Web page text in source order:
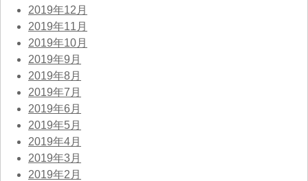
2019年12月
2019年11月
2019年10月
2019年9月
2019年8月
2019年7月
2019年6月
2019年5月
2019年4月
2019年3月
2019年2月